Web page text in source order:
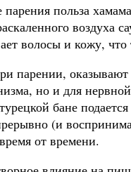
польза
воздуха
волосы и кожу,
парении,
но и для
бане
(и
от времени.